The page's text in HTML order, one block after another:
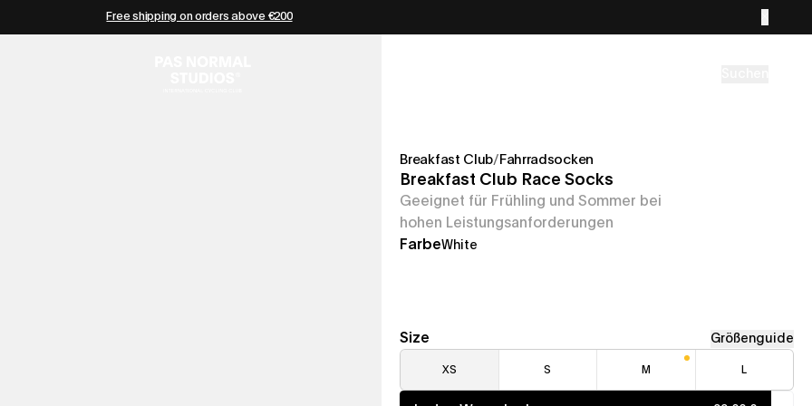
Free shipping on orders above €200
Breakfast Club/ Fahrradsocken
Breakfast Club Race Socks
Geeignet für Frühling und Sommer bei
hohen Leistungsanforderungen
FarbeWhite
Size Größenguide
XS S M L